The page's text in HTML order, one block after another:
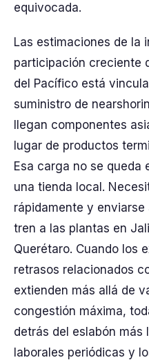
equivocada.
Las estimaciones de la
participación creciente
del Pacífico está
suministro de
llegan componentes
lugar de productos
Esa carga no se queda
una tienda local.
rápidamente y
tren a las plantas en
Querétaro. Cuando los
retrasos relacionados
extienden más allá de
congestión máxima,
detrás del eslabón más
laborales periódicas y